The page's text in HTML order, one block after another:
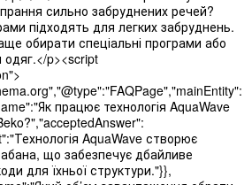
сильно забруднених речей?
підходять для легких забруднень.
обирати спеціальні програми або
p><script
працює технологія AquaWave
AquaWave створює
що забезпечує дбайливе
для їхньої структури."}},